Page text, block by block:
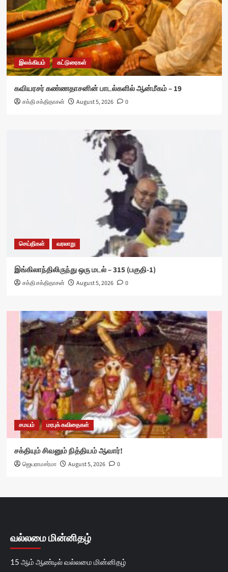
இலக்கியம் கட்டுரைகள்
கவியரசர் கண்ணதாசனின் பாடல்களில் ஆன்மீகம் – 19
சக்தி சக்திதாசன் August 5, 2026 0
செய்திகள் வரலாறு
இங்கிலாந்திலிருந்து ஒரு மடல் – 315 (பகுதி-1)
சக்தி சக்திதாசன் August 5, 2026 0
சமயம் மரபுக் கவிதைகள்
சக்தியும் சிவனும் நித்தியம் ஆவார்!
ஜெயராமசர்மா August 5, 2026 0
வல்லமை மின்னிதழ்
15 ஆம் ஆண்டில் வல்லமை மின்னிதழ்